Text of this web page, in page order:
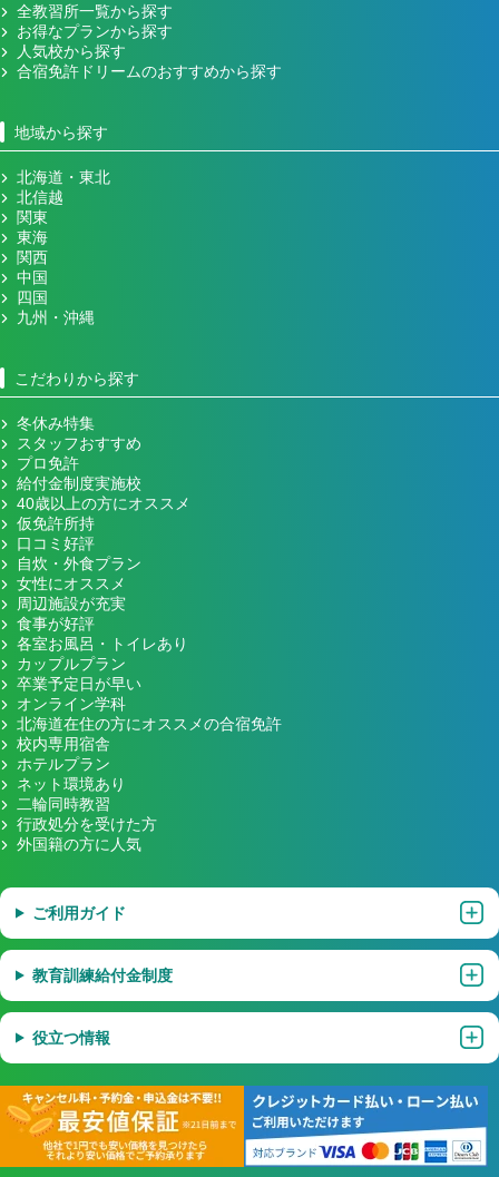
全教習所一覧から探す
お得なプランから探す
人気校から探す
合宿免許ドリームのおすすめから探す
地域から探す
北海道・東北
北信越
関東
東海
関西
中国
四国
九州・沖縄
こだわりから探す
冬休み特集
スタッフおすすめ
プロ免許
給付金制度実施校
40歳以上の方にオススメ
仮免許所持
口コミ好評
自炊・外食プラン
女性にオススメ
周辺施設が充実
食事が好評
各室お風呂・トイレあり
カップルプラン
卒業予定日が早い
オンライン学科
北海道在住の方にオススメの合宿免許
校内専用宿舎
ホテルプラン
ネット環境あり
二輪同時教習
行政処分を受けた方
外国籍の方に人気
ご利用ガイド
教育訓練給付金制度
役立つ情報